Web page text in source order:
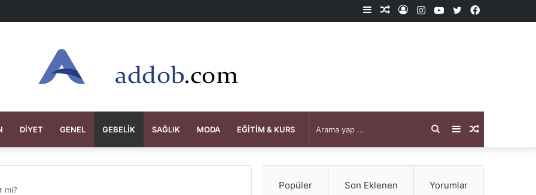
Facebook
X
YouTube
Instagram
Kayıt
Rastgele
Kenar
DIYET GENEL GEBELIK SAĞLIK MODA EĞITIM & KURS Rastgele
Makale
Kenar
Bölmesi
Arama
yap
mi? Popüler Son Eklenen Yorumlar